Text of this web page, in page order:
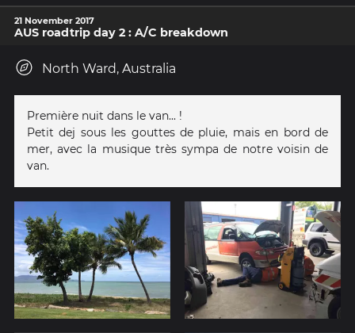
21 November 2017
AUS roadtrip day 2 : A/C breakdown
North Ward, Australia
Première nuit dans le van... !
Petit dej sous les gouttes de pluie, mais en bord de
mer, avec la musique très sympa de notre voisin de
van.